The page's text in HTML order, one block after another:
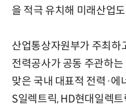
을 적극 유치해 미래산업
산업통상자원부가 주최하
전력공사가 공동 주관하
맞은 국내 대표적 전력·에
S일렉트릭, HD현대일렉